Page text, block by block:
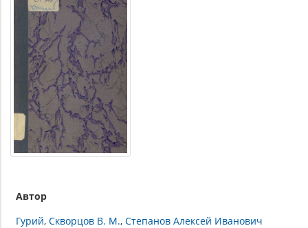
Автор
Гурий Скворцов В. М. Степанов Алексей Иванович